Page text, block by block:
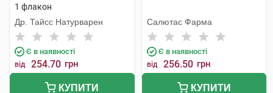
1 флакон
Др. Тайсс Натурварен
Є в наявності
від 254.70 грн
КУПИТИ
Салютас Фарма
Є в наявності
від 256.50 грн
КУПИТИ